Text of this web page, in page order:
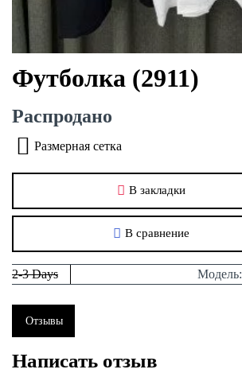
Футболка (2911)
2-3 Days Модель:
Распродано
В закладки
В сравнение
Размерная сетка
Отзывы
Написать отзыв